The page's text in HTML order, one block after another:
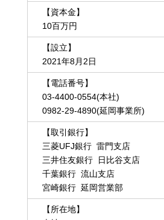
【資本金】
10百万円
【設立】
2021年8月2日
【電話番号】
03-4400-0554(本社)
0982-29-4890(延岡事業所)
【取引銀行】
三菱UFJ銀行 雷門支店
三井住友銀行 日比谷支店
千葉銀行 流山支店
宮崎銀行 延岡営業部
【所在地】